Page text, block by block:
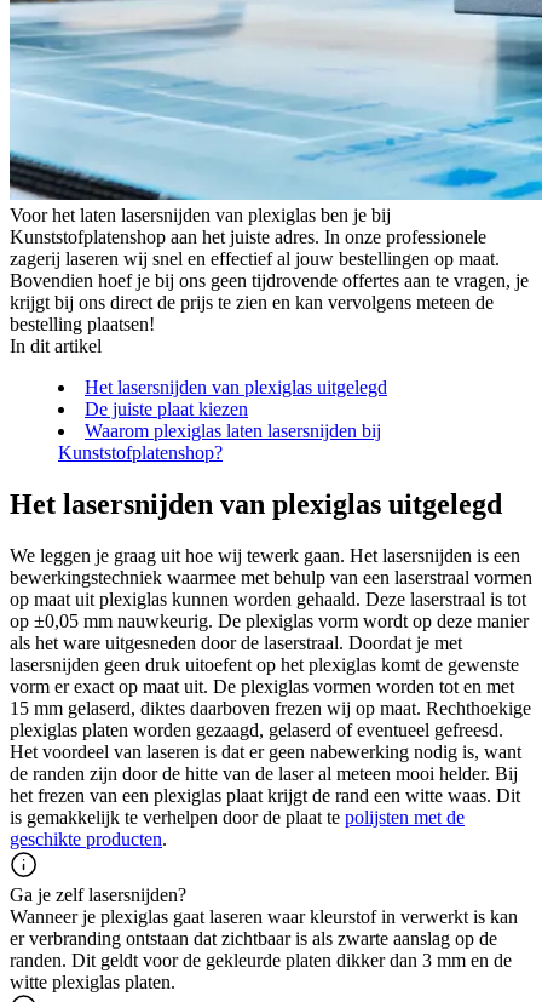
Voor het laten lasersnijden van plexiglas ben je bij
Kunststofplatenshop aan het juiste adres. In onze professionele
zagerij laseren wij snel en effectief al jouw bestellingen op maat.
Bovendien hoef je bij ons geen tijdrovende offertes aan te vragen, je
krijgt bij ons direct de prijs te zien en kan vervolgens meteen de
bestelling plaatsen!
In dit artikel
Het lasersnijden van plexiglas uitgelegd
De juiste plaat kiezen
Waarom plexiglas laten lasersnijden bij
Kunststofplatenshop?
Het lasersnijden van plexiglas uitgelegd
We leggen je graag uit hoe wij tewerk gaan. Het lasersnijden is een
bewerkingstechniek waarmee met behulp van een laserstraal vormen
op maat uit plexiglas kunnen worden gehaald. Deze laserstraal is tot
op ±0,05 mm nauwkeurig. De plexiglas vorm wordt op deze manier
als het ware uitgesneden door de laserstraal. Doordat je met
lasersnijden geen druk uitoefent op het plexiglas komt de gewenste
vorm er exact op maat uit. De plexiglas vormen worden tot en met
15 mm gelaserd, diktes daarboven frezen wij op maat. Rechthoekige
plexiglas platen worden gezaagd, gelaserd of eventueel gefreesd.
Het voordeel van laseren is dat er geen nabewerking nodig is, want
de randen zijn door de hitte van de laser al meteen mooi helder. Bij
het frezen van een plexiglas plaat krijgt de rand een witte waas. Dit
is gemakkelijk te verhelpen door de plaat te polijsten met de
geschikte producten.
Ga je zelf lasersnijden?
Wanneer je plexiglas gaat laseren waar kleurstof in verwerkt is kan
er verbranding ontstaan dat zichtbaar is als zwarte aanslag op de
randen. Dit geldt voor de gekleurde platen dikker dan 3 mm en de
witte plexiglas platen.